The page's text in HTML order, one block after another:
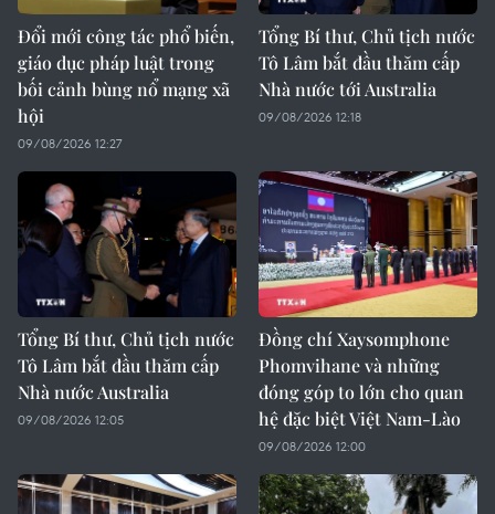
Đổi mới công tác phổ biến,
giáo dục pháp luật trong
bối cảnh bùng nổ mạng xã
hội
09/08/2026 12:27
Tổng Bí thư, Chủ tịch nước
Tô Lâm bắt đầu thăm cấp
Nhà nước tới Australia
09/08/2026 12:18
Tổng Bí thư, Chủ tịch nước
Tô Lâm bắt đầu thăm cấp
Nhà nước Australia
09/08/2026 12:05
Đồng chí Xaysomphone
Phomvihane và những
đóng góp to lớn cho quan
hệ đặc biệt Việt Nam-Lào
09/08/2026 12:00